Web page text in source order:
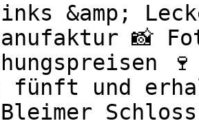
&amp;
📸
fünft und
Bleimer